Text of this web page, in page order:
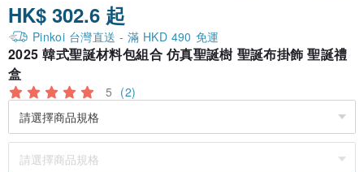
HK$ 302.6 起
Pinkoi 台灣直送 - 滿 HKD 490 免運
2025 韓式聖誕材料包組合 仿真聖誕樹 聖誕布掛飾 聖誕禮
盒
5 (2)